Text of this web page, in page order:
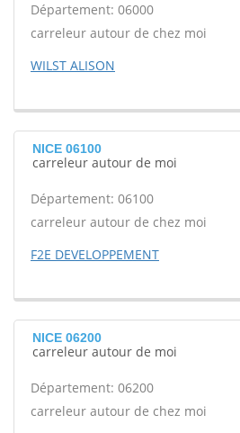
Département: 06000
carreleur autour de chez moi
WILST ALISON
NICE 06100
carreleur autour de moi
Département: 06100
carreleur autour de chez moi
F2E DEVELOPPEMENT
NICE 06200
carreleur autour de moi
Département: 06200
carreleur autour de chez moi